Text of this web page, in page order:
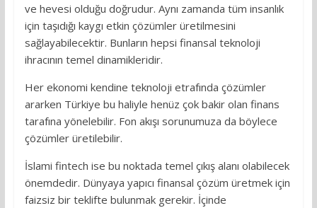
ve hevesi olduğu doğrudur. Aynı zamanda tüm insanlık
için taşıdığı kaygı etkin çözümler üretilmesini
sağlayabilecektir. Bunların hepsi finansal teknoloji
ihracının temel dinamikleridir.
Her ekonomi kendine teknoloji etrafında çözümler
ararken Türkiye bu haliyle henüz çok bakir olan finans
tarafına yönelebilir. Fon akışı sorunumuza da böylece
çözümler üretilebilir.
İslami fintech ise bu noktada temel çıkış alanı olabilecek
önemdedir. Dünyaya yapıcı finansal çözüm üretmek için
faizsiz bir teklifte bulunmak gerekir. İçinde